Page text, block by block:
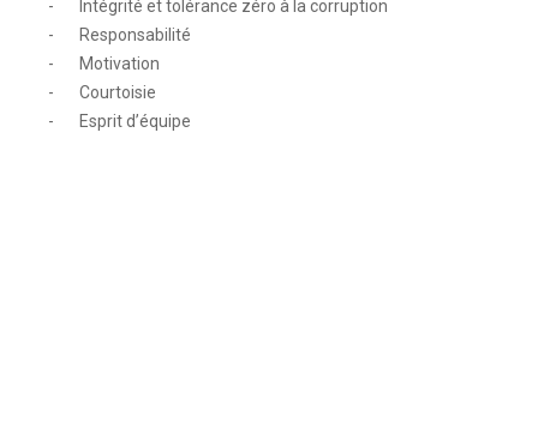
- Intégrité et tolérance zéro à la corruption
- Responsabilité
- Motivation
- Courtoisie
- Esprit d’équipe